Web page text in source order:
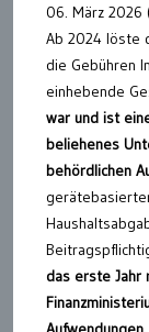
06. März 2026
Ab 2024 löste
die Gebühren
einhebende
war und ist
beliehenes
behördlichen
das erste Jahr